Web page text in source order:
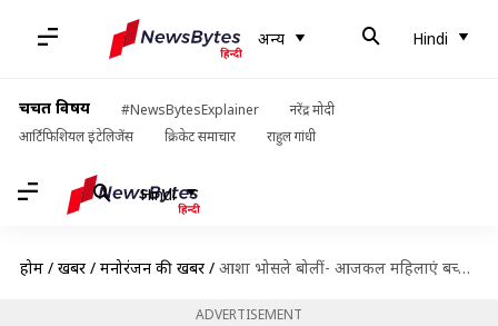
अन्य Hindi
चर्चित विषय #NewsBytesExplainer
नरेंद्र मोदी
आर्टिफिशियल इंटेलिजेंस
क्रिकेट समाचार राहुल गांधी
Hindi
होम / खबरें / मनोरंजन की खबरें / आशा भोसले बोलीं- आजकल महिलाएं बच्चा पैदा करना बोझ समझती हैं, मैंने तो अकेले 3 पाले
ADVERTISEMENT